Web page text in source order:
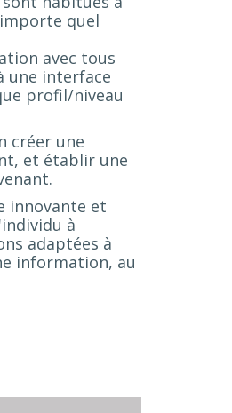
quel
avec tous
une interface
profil/niveau
créer une
et établir une
innovante et
à
adaptées à
information, au